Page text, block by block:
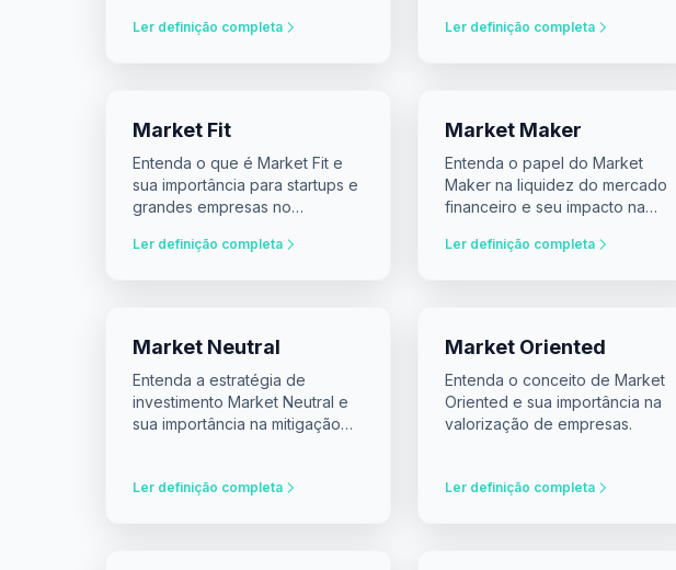
Ler definição completa Ler definição completa
Market Fit
Entenda o que é Market Fit e
sua importância para startups e
grandes empresas no
demandas de mercado.
Ler definição completa
Market Maker
Entenda o papel do Market
Maker na liquidez do mercado
financeiro e seu impacto na
Ler definição completa
Market Neutral
Entenda a estratégia de
investimento Market Neutral e
sua importância na mitigação
Ler definição completa
Market Oriented
Entenda o conceito de Market
Oriented e sua importância na
valorização de empresas.
Ler definição completa